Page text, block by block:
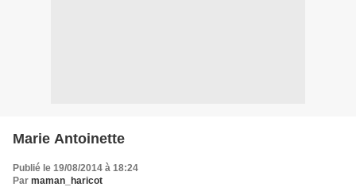
Marie Antoinette
Publié le 19/08/2014 à 18:24
Par maman_haricot